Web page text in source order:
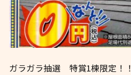
ガラガラ抽選 特賞1棟限定！！